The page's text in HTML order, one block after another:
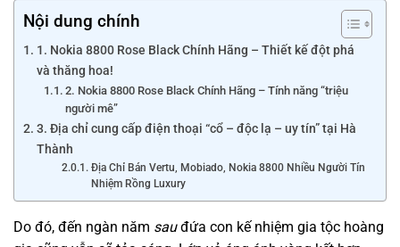
Nội dung chính
1. Nokia 8800 Rose Black Chính Hãng – Thiết kế đột phá
và thăng hoa!
2. Nokia 8800 Rose Black Chính Hãng – Tính năng “triệu
người mê”
3. Địa chỉ cung cấp điện thoại “cổ – độc lạ – uy tín” tại Hà
Thành
Địa Chỉ Bán Vertu, Mobiado, Nokia 8800 Nhiều Người Tín
Nhiệm Rồng Luxury
Do đó, đến ngàn năm sauđứa con kế nhiệm gia tộc hoàng